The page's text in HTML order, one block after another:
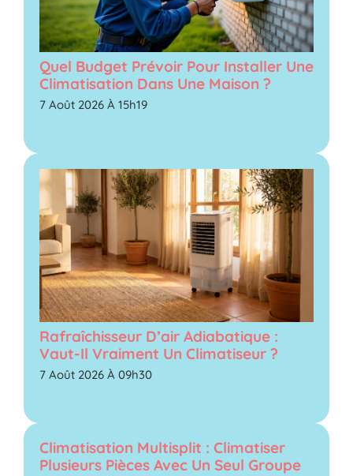
Quel Budget Prévoir Pour Installer Une
Climatisation Dans Une Maison ?
7 Août 2026 À 15h19
Rafraîchisseur D’air Adiabatique :
Vaut-Il Vraiment Un Climatiseur ?
7 Août 2026 À 09h30
Climatisation Multisplit : Climatiser
Plusieurs Pièces Avec Un Seul Groupe